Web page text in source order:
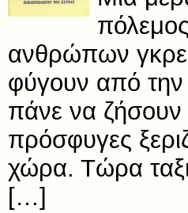
ανθρώπων
φύγουν από την
πάνε να ζήσουν
πρόσφυγες
χώρα. Τώρα
[…]